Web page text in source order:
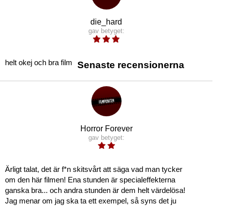
die_hard
gav betyget:
helt okej och bra film
Horror Forever
gav betyget:
Ärligt talat, det är f*n skitsvårt att säga vad man tycker
om den här filmen! Ena stunden är specialeffekterna
ganska bra... och andra stunden är dem helt värdelösa!
Jag menar om jag ska ta ett exempel, så syns det ju
Senaste recensionerna